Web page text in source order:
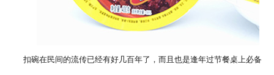
扣碗在民间的流传已经有好几百年了，而且也是逢年过节餐桌上必备